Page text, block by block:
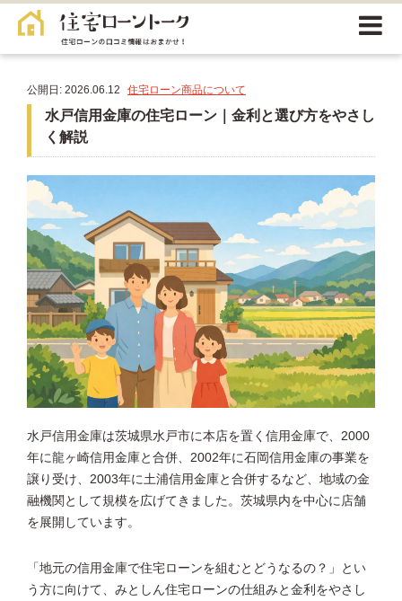
公開日: 2026.06.12 住宅ローン商品について
水戸信用金庫の住宅ローン｜金利と選び方をやさし
く解説
水戸信用金庫は茨城県水戸市に本店を置く信用金庫で、2000
年に龍ヶ崎信用金庫と合併、2002年に石岡信用金庫の事業を
譲り受け、2003年に土浦信用金庫と合併するなど、地域の金
融機関として規模を広げてきました。茨城県内を中心に店舗
を展開しています。
「地元の信用金庫で住宅ローンを組むとどうなるの？」とい
う方に向けて、みとしん住宅ローンの仕組みと金利をやさし